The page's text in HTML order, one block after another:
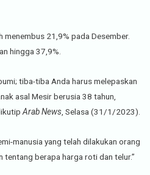
21,9% pada Desember.
hingga 37,9%.
tiba-tiba Anda harus melepaskan
asal Mesir berusia 38 tahun,
Arab News , Selasa (31/1/2023).
manusia yang telah dilakukan orang
berapa harga roti dan telur.”